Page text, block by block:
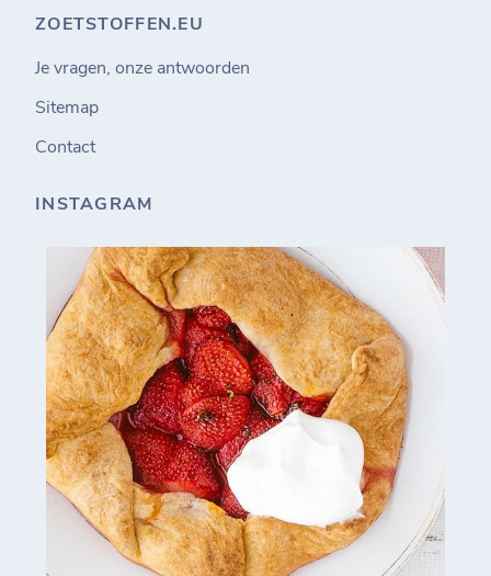
ZOETSTOFFEN.EU
Je vragen, onze antwoorden
Sitemap
Contact
INSTAGRAM